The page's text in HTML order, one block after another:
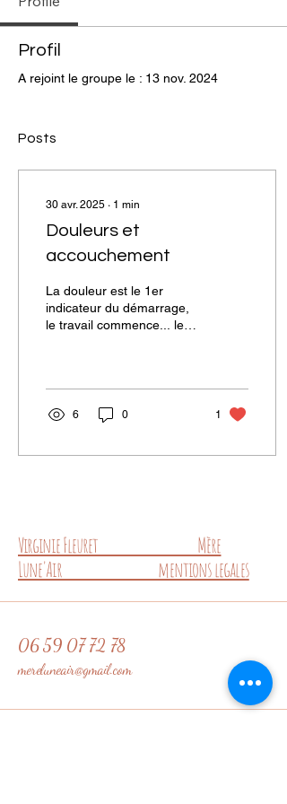
Profil
A rejoint le groupe le : 13 nov. 2024
Posts
30 avr. 2025 ∙ 1 min
Douleurs et
accouchement
La douleur est le 1er
indicateur du démarrage,
le travail commence... les
6 0 1
Virginie Fleuret Mère
Lune'Air mentions legales
06 59 07 72 78
mereluneair@gmail.com